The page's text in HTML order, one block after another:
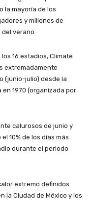
la mayoría de los
y millones de
verano.
16 estadios, Climate
extremadamente
(junio-julio) desde la
1970 (organizada por
calurosos de junio y
10% de los días más
durante el periodo
extremo definidos
la Ciudad de México y los